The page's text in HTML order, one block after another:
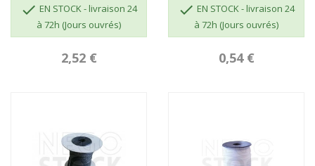
 EN STOCK - livraison 24
à 72h (Jours ouvrés)
2,52 €
 EN STOCK - livraison 24
à 72h (Jours ouvrés)
0,54 €